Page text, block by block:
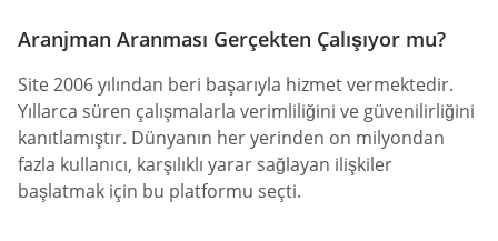
Aranjman Aranması Gerçekten Çalışıyor mu?
Site 2006 yılından beri başarıyla hizmet vermektedir.
Yıllarca süren çalışmalarla verimliliğini ve güvenilirliğini
kanıtlamıştır. Dünyanın her yerinden on milyondan
fazla kullanıcı, karşılıklı yarar sağlayan ilişkiler
başlatmak için bu platformu seçti.